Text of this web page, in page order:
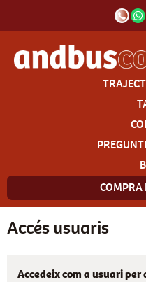
COMPRA
Accés usuaris
Accedeix com a usuari